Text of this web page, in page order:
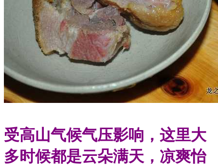
受高山气候气压影响，这里大
多时候都是云朵满天，凉爽怡